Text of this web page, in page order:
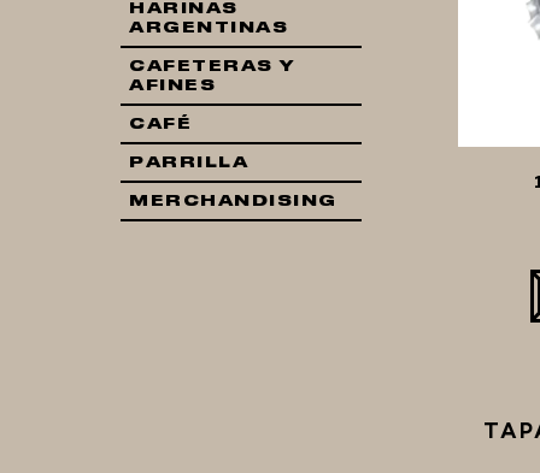
HARINAS
ARGENTINAS
CAFETERAS Y
AFINES
CAFÉ
PARRILLA
MERCHANDISING